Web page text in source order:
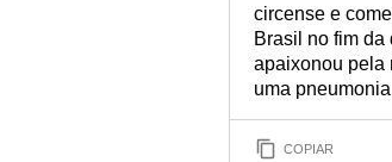
circense e
Brasil no fim
apaixonou pela
uma
COPIAR